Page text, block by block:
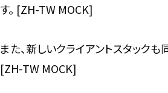
す。 [ZH-TW MOCK]
また、新しいクライアントスタック
[ZH-TW MOCK]